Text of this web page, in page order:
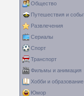
Общество
Путешествия и
Развлечения
Сериалы
Спорт
Транспорт
Фильмы и анимация
Хобби и образование
Юмор